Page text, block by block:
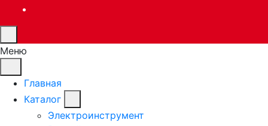
Меню
Главная
Каталог
Электроинструмент